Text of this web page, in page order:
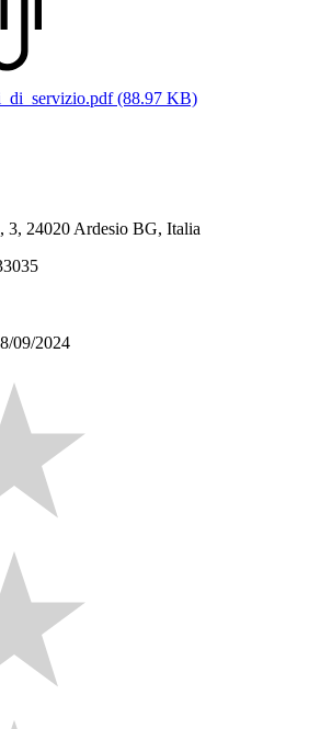
(88.97 KB)
3, 24020 Ardesio BG, Italia
09/2024